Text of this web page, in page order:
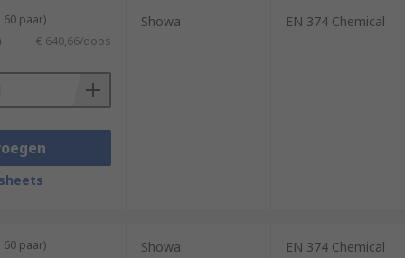
paar)
€ 640,66/doos
Showa EN 374 Chemical
paar) Showa EN 374 Chemical